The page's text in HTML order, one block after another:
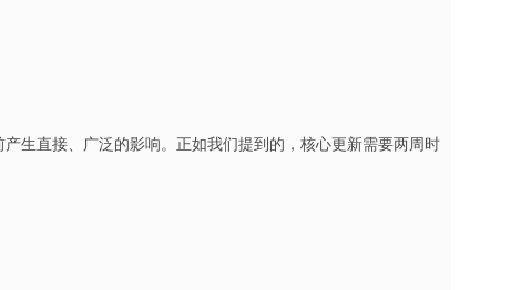
生直接、广泛的影响。正如我们提到的，核心更新需要两周时